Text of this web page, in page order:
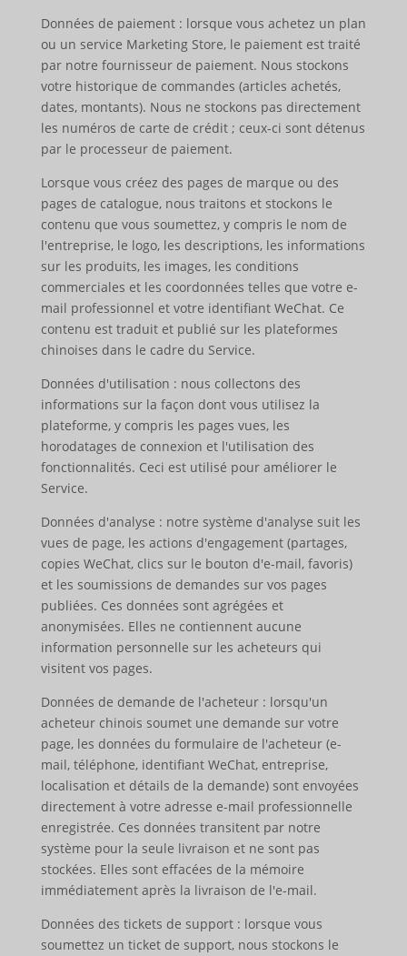
Données de paiement : lorsque vous achetez un plan
ou un service Marketing Store, le paiement est traité
par notre fournisseur de paiement. Nous stockons
votre historique de commandes (articles achetés,
dates, montants). Nous ne stockons pas directement
les numéros de carte de crédit ; ceux-ci sont détenus
par le processeur de paiement.
Lorsque vous créez des pages de marque ou des
pages de catalogue, nous traitons et stockons le
contenu que vous soumettez, y compris le nom de
l'entreprise, le logo, les descriptions, les informations
sur les produits, les images, les conditions
commerciales et les coordonnées telles que votre e-
mail professionnel et votre identifiant WeChat. Ce
contenu est traduit et publié sur les plateformes
chinoises dans le cadre du Service.
Données d'utilisation : nous collectons des
informations sur la façon dont vous utilisez la
plateforme, y compris les pages vues, les
horodatages de connexion et l'utilisation des
fonctionnalités. Ceci est utilisé pour améliorer le
Service.
Données d'analyse : notre système d'analyse suit les
vues de page, les actions d'engagement (partages,
copies WeChat, clics sur le bouton d'e-mail, favoris)
et les soumissions de demandes sur vos pages
publiées. Ces données sont agrégées et
anonymisées. Elles ne contiennent aucune
information personnelle sur les acheteurs qui
visitent vos pages.
Données de demande de l'acheteur : lorsqu'un
acheteur chinois soumet une demande sur votre
page, les données du formulaire de l'acheteur (e-
mail, téléphone, identifiant WeChat, entreprise,
localisation et détails de la demande) sont envoyées
directement à votre adresse e-mail professionnelle
enregistrée. Ces données transitent par notre
système pour la seule livraison et ne sont pas
stockées. Elles sont effacées de la mémoire
immédiatement après la livraison de l'e-mail.
Données des tickets de support : lorsque vous
soumettez un ticket de support, nous stockons le